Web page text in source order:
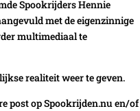
Spookrijders Hennie
met de eigenzinnige
multimediaal te
realiteit weer te geven.
post op Spookrijden.nu en/of